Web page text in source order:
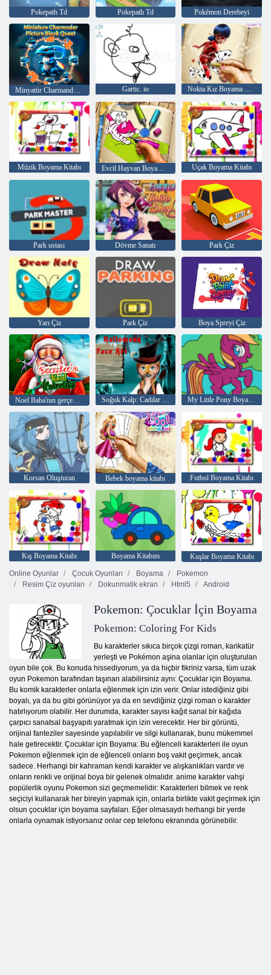
Pokepath Td Pokepath Td Pokémon Derebeyi
Gartic. io Nokta Kız Boyama Kitabı
Müzik Boyama Kitabı Evcil Hayvan Boyama Kitabı Uçak Boyama Kitabı
Park ustası Dövme Sanatı Park Çiz
Yarı Çiz Park Çiz Boya Spreyi Çiz
Noel Baba'nın gerçek Saç Modelleri Soğuk Kalp: Cadılar Bayramı için Anna'nın yüzünde Rakamlar My Little Pony Boyama Kitabı
Korsan Oluşturan Bebek boyama kitabı Futbol Boyama Kitabı
Kış Boyama Kitabı Boyama Kitabım
Kuşlar Boyama Kitabı
Online Oyunlar
Çocuk Oyunları Boyama
Pokemon
Resim Çiz oyunları
Dokunmatik ekran Html5 Android
Pokemon: Çocuklar İçin Boyama
Pokemon: Coloring For Kids
Bu karakterler sıkıca birçok çizgi roman, karikatür
yerleşti ve Pokémon aşina olanlar için oluşturulan
oyun bile çok. Bu konuda hissediyorum, ya da hiçbir fikriniz varsa, tüm uzak
oyun Pokemon tarafından taşınan alabilirsiniz aynı: Çocuklar için Boyama.
Bu komik karakterler onlarla eğlenmek için izin verir. Onlar istediğiniz gibi
boyalı, ya da bu gibi görünüyor ya da en sevdiğiniz çizgi roman o karakter
hatırlıyorum olabilir. Her durumda, karakter sayısı kağıt sanal bir kağıda
çarpıcı sanatsal başyapıtı yaratmak için izin verecektir. Her bir görüntü,
orijinal fanteziler sayesinde yapılabilir ve silgi kullanarak, bunu mükemmel
hale getirecektir. Çocuklar için Boyama: Bu eğlenceli karakterleri ile oyun
Pokemon eğlenmek için de eğlenceli onların boş vakit geçirmek, ancak
sadece. Herhangi bir kahraman kendi karakter ve alışkanlıkları vardır ve
onların renkli ve orijinal boya bir gelenek olmalıdır. anime karakter vahşi
popülerlik oyunu Pokemon sizi geçmemelidir: Karakterleri bilmek ve renk
seçiciyi kullanarak her bireyin yapmak için, onlarla birlikte vakit geçirmek için
olsun çocuklar için boyama sayfaları. Eğer olmasaydı herhangi bir yerde
onlarla oynamak istiyorsanız onlar cep telefonu ekranında görünebilir.